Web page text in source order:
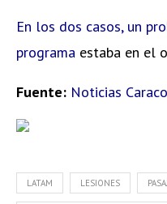
En los dos casos, un
programa estaba en el
Fuente: Noticias
LATAM LESIONES